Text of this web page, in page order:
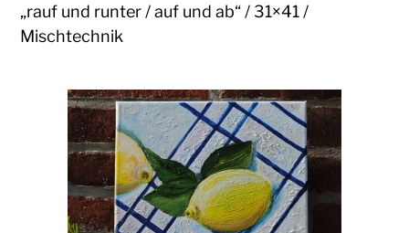
„rauf und runter / auf und ab“ / 31×41 /
Mischtechnik